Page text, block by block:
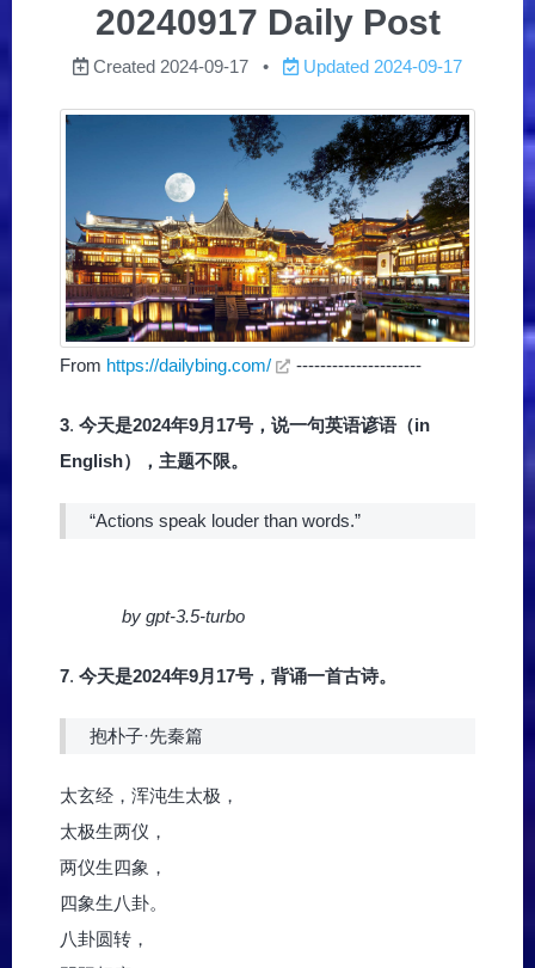
20240917 Daily Post
Created 2024-09-17 Updated 2024-09-17
From https://dailybing.com/ ---------------------
3. 今天是2024年9月17号，说一句英语谚语（in
English），主题不限。
“Actions speak louder than words.”
by gpt-3.5-turbo
7. 今天是2024年9月17号，背诵一首古诗。
抱朴子·先秦篇
太玄经，浑沌生太极，
太极生两仪，
两仪生四象，
四象生八卦。
八卦圆转，